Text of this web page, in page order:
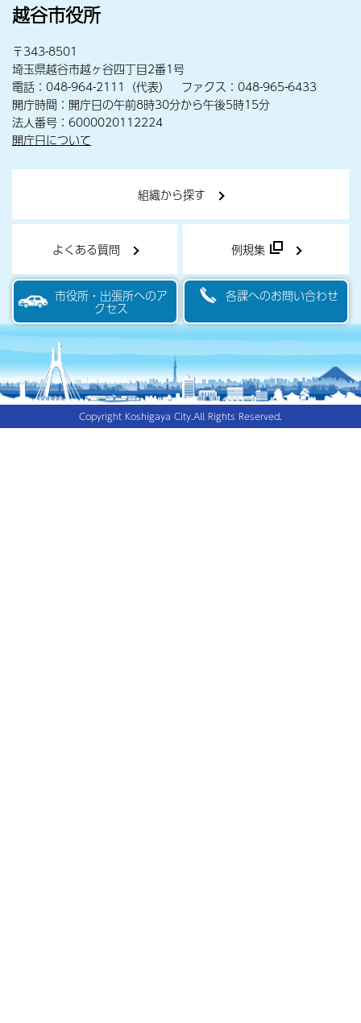
越谷市役所
〒343-8501
埼玉県越谷市越ヶ谷四丁目2番1号
電話：048-964-2111（代表） ファクス：048-965-6433
開庁時間：開庁日の午前8時30分から午後5時15分
法人番号：6000020112224
開庁日について
組織から探す
よくある質問 例規集
市役所・出張所へのア
クセス
各課へのお問い合わせ
Copyright Koshigaya City.All Rights Reserved.